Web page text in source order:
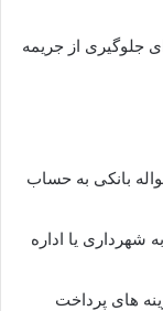
جلوگیری از جریمه
بانکی به حساب
یا اداره
های پرداخت